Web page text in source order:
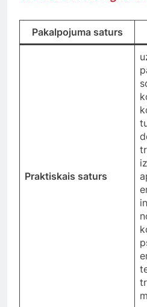
Pakalpojuma saturs
Praktiskais saturs